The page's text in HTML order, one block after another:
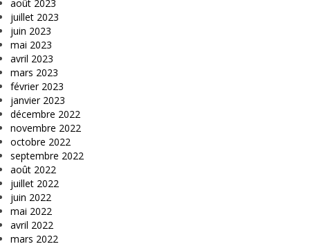
août 2023
juillet 2023
juin 2023
mai 2023
avril 2023
mars 2023
février 2023
janvier 2023
décembre 2022
novembre 2022
octobre 2022
septembre 2022
août 2022
juillet 2022
juin 2022
mai 2022
avril 2022
mars 2022